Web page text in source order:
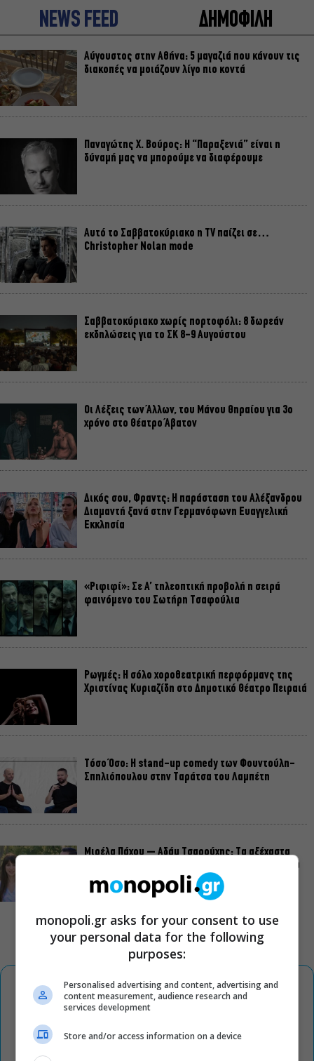
NEWS FEED ΔΗΜΟΦΙΛΗ
Αύγουστος στην Αθήνα: 5 μαγαζιά που κάνουν τις
διακοπές να μοιάζουν λίγο πιο κοντά
Παναγώτης Χ. Βούρος: Η “Παραξενιά” είναι η
δύναμή μας να μπορούμε να διαφέρουμε
Αυτό το Σαββατοκύριακο η TV παίζει σε…
Christopher Nolan mode
Σαββατοκύριακο χωρίς πορτοφόλι: 8 δωρεάν
εκδηλώσεις για το ΣΚ 8-9 Αυγούστου
Οι Λέξεις των Άλλων, του Μάνου Θηραίου για 3ο
χρόνο στο Θέατρο Άβατον
Δικός σου, Φραντς: Η παράσταση του Αλέξανδρου
Διαμαντή ξανά στην Γερμανόφωνη Ευαγγελική
Εκκλησία
«Ριφιφί»: Σε Α’ τηλεοπτική προβολή η σειρά
φαινόμενο του Σωτήρη Τσαφούλια
Ρωγμές: Η σόλο χοροθεατρική περφόρμανς της
Χριστίνας Κυριαζίδη στο Δημοτικό Θέατρο Πειραιά
Τόσο Όσο: Η stand-up comedy των Φουντούλη-
Σπηλιόπουλου στην Ταράτσα του Λαμπέτη
Μιρέλα Πάχου – Αδάμ Τσαρούχης: Τα αξέχαστα
ντουέτα του ελληνικού σινεμά στην Ταράτσα του
Λαμπέτη
monopoli.gr asks for your consent to use
your personal data for the following
purposes:
Personalised advertising and content, advertising and
content measurement, audience research and
services development
Store and/or access information on a device